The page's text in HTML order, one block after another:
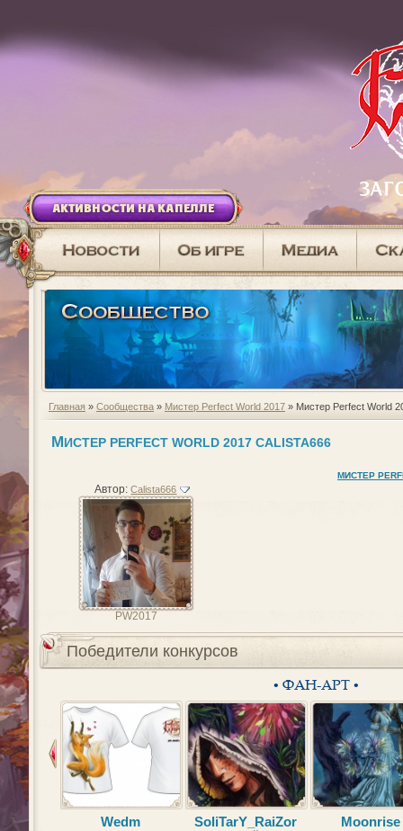
АКТИВНОСТИ НА КАПЕЛЛЕ
Главная » Сообщества » Мистер Perfect World 2017 » Мистер Perfect World
МИСТЕР PERFECT WORLD 2017 CALISTA666
МИСТЕР
Автор:Calista666
PW2017
Победители конкурсов
• ФАН-АРТ •
Wedm SoliTarY_RaiZor Moonrise